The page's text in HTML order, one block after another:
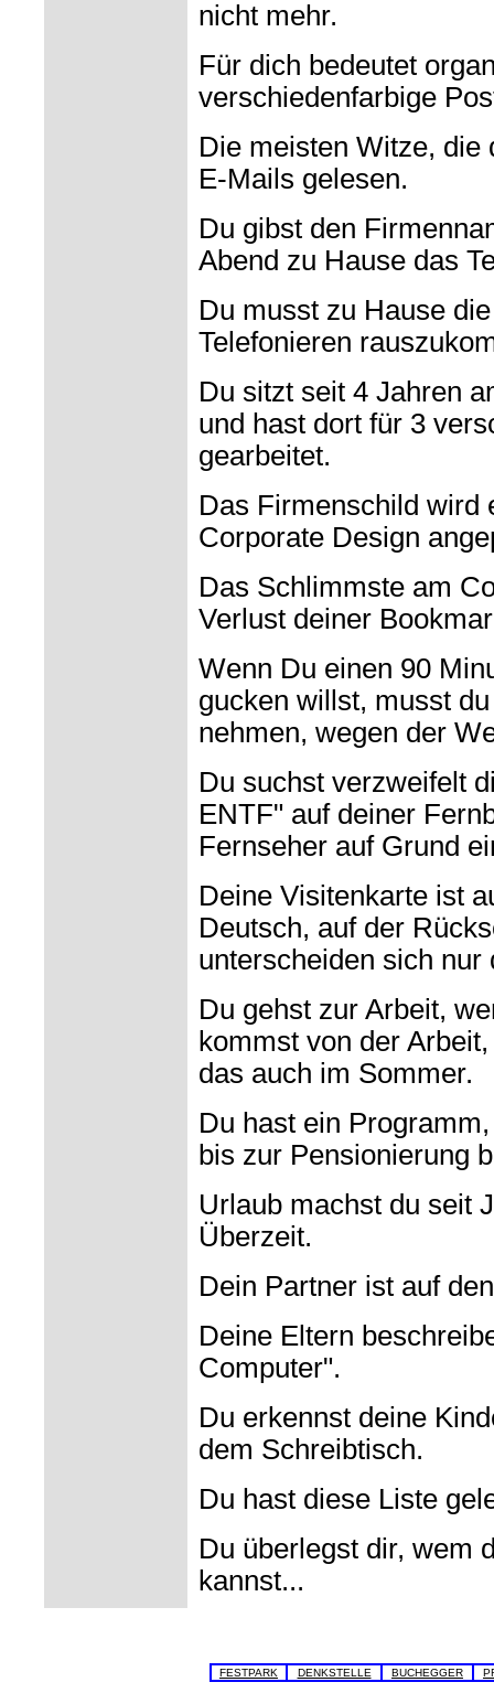
nicht mehr.
Für dich bedeutet
verschiedenfarbige
Die meisten Witze, die
E-Mails gelesen.
Du gibst den
Abend zu Hause das
Du musst zu Hause
Telefonieren
Du sitzt seit 4 Jahren
und hast dort für 3
gearbeitet.
Das Firmenschild wird
Corporate Design
Das Schlimmste am
Verlust deiner
Wenn Du einen 90
gucken willst, musst
nehmen, wegen der
Du suchst verzweifelt
ENTF" auf deiner
Fernseher auf Grund
Deine Visitenkarte ist
Deutsch, auf der
unterscheiden sich nur
Du gehst zur Arbeit,
kommst von der
das auch im Sommer.
Du hast ein
bis zur Pensionierung
Urlaub machst du seit
Überzeit.
Dein Partner ist auf
Deine Eltern
Computer".
Du erkennst deine
dem Schreibtisch.
Du hast diese Liste
Du überlegst dir, wem
kannst...
FESTPARK DENKSTELLE BUCHEGGER